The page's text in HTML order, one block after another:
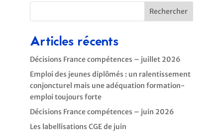
Rechercher
Articles récents
Décisions France compétences – juillet 2026
Emploi des jeunes diplômés : un ralentissement
conjoncturel mais une adéquation formation-
emploi toujours forte
Décisions France compétences – juin 2026
Les labellisations CGE de juin